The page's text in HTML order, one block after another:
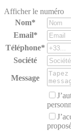
Afficher le numéro
Nom*
Email*
Téléphone*
Société
Message